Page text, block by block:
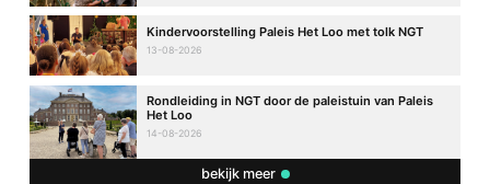
Kindervoorstelling Paleis Het Loo met tolk NGT
13-08-2026
Rondleiding in NGT door de paleistuin van Paleis
Het Loo
14-08-2026
bekijk meer